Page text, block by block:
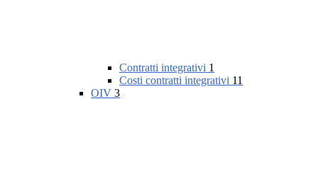
Contratti integrativi 1
Costi contratti integrativi 11
OIV 3